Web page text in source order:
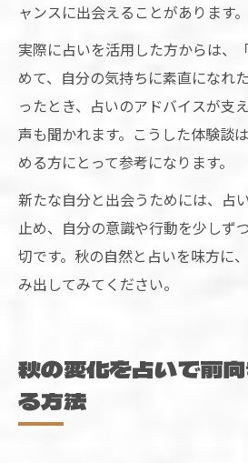
ャンスに出会えることがあります。
実際に占いを活用した方からは、
めて、自分の気持ちに素直になれ
ったとき、占いのアドバイスが支
声も聞かれます。こうした体験談
める方にとって参考になります。
新たな自分と出会うためには、占
止め、自分の意識や行動を少しず
切です。秋の自然と占いを味方に
み出してみてください。
秋の変化を占いで前
る方法